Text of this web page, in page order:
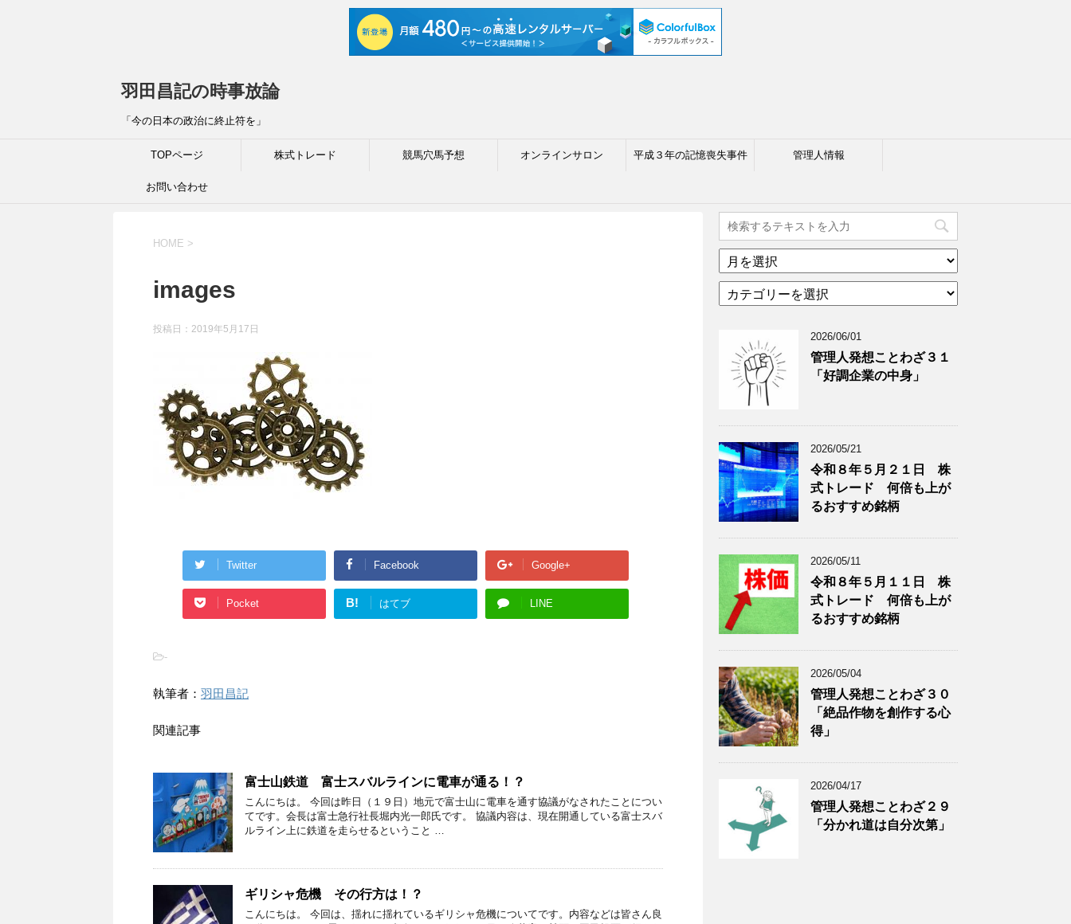
羽田昌記の時事放論
「今の日本の政治に終止符を」
TOPページ 株式トレード 競馬穴馬予想 オンラインサロン 平成３年の記憶喪失事件 管理人情報
お問い合わせ
HOME >
images
投稿日： 2019年5月17日
Twitter Facebook Google+
Pocket B! はてブ LINE
-
執筆者： 羽田昌記
関連記事
富士山鉄道 富士スバルラインに電車が通る！？
こんにちは。 今回は昨日（１９日）地元で富士山に電車を通す協議がなされたことについ
てです。会長は富士急行社長堀内光一郎氏です。 協議内容は、現在開通している富士スバ
ルライン上に鉄道を走らせるということ …
ギリシャ危機 その行方は！？
こんにちは。 今回は、揺れに揺れているギリシャ危機についてです。内容などは皆さん良
ア
ー
イ
グ
記
事
を
表
示
テ
ー
グ
記
事
を
表
示
2026/06/01
管理人発想ことわざ３１
「好調企業の中身」
2026/05/21
令和８年５月２１日 株
式トレード 何倍も上が
るおすすめ銘柄
2026/05/11
令和８年５月１１日 株
式トレード 何倍も上が
るおすすめ銘柄
2026/05/04
管理人発想ことわざ３０
「絶品作物を創作する心
得」
2026/04/17
管理人発想ことわざ２９
「分かれ道は自分次第」